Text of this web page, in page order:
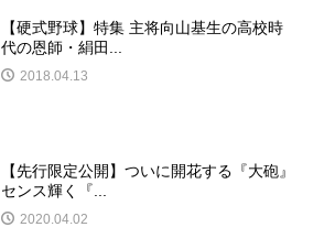
【硬式野球】特集 主将向山基生の高校時
代の恩師・絹田...
2018.04.13
【先行限定公開】ついに開花する『大砲』
センス輝く『...
2020.04.02